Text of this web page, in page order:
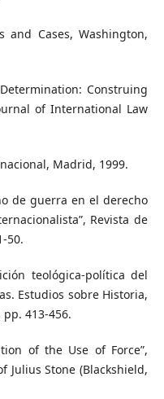
and Cases, Washington,
Construing
of International Law
Madrid, 1999.
de guerra en el derecho
Revista de
50.
teológica-política del
Estudios sobre Historia,
413-456.
of the Use of Force”,
Julius Stone (Blackshield,